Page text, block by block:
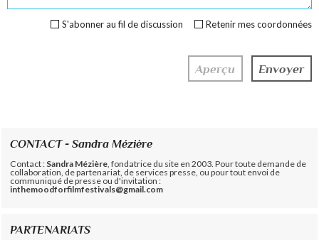
Retenir mes coordonnées
S'abonner au fil de discussion
CONTACT - Sandra Mézière
Contact : Sandra Mézière , fondatrice du site en 2003. Pour toute demande de
collaboration, de partenariat, de services presse, ou pour tout envoi de
communiqué de presse ou d'invitation :
inthemoodforfilmfestivals@gmail.com
PARTENARIATS